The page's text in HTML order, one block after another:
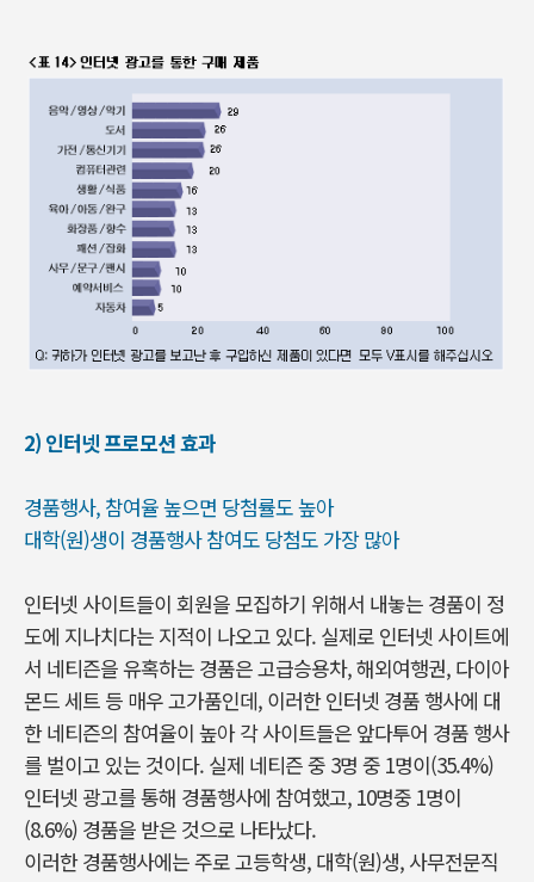
2) 인터넷 프로모션 효과
경품행사, 참여율 높으면 당첨률도 높아
대학(원)생이 경품행사 참여도 당첨도 가장 많아
인터넷 사이트들이 회원을 모집하기 위해서 내놓는 경품이 정
도에 지나치다는 지적이 나오고 있다. 실제로 인터넷 사이트에
서 네티즌을 유혹하는 경품은 고급승용차, 해외여행권, 다이아
몬드 세트 등 매우 고가품인데, 이러한 인터넷 경품 행사에 대
한 네티즌의 참여율이 높아 각 사이트들은 앞다투어 경품 행사
를 벌이고 있는 것이다. 실제 네티즌 중 3명 중 1명이(35.4%)
인터넷 광고를 통해 경품행사에 참여했고, 10명중 1명이
(8.6%) 경품을 받은 것으로 나타났다.
이러한 경품행사에는 주로 고등학생, 대학(원)생, 사무전문직